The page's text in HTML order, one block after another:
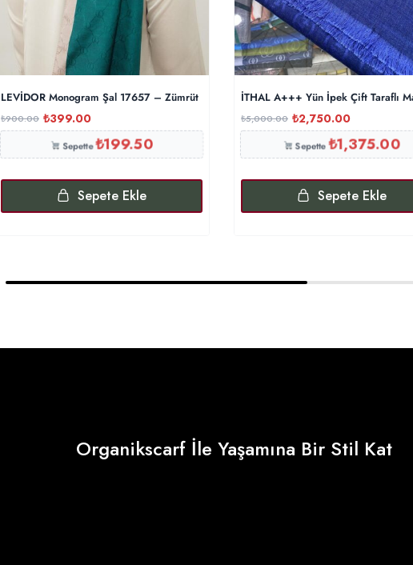
LEVİDOR Monogram Şal 17657 – Zümrüt
₺900.00 ₺399.00
Sepette₺199.50
Sepete Ekle
İTHAL A+++ Yün İpek Çift Taraflı
₺5,000.00 ₺2,750.00
Sepette₺1,375.00
Sepete Ekle
Organikscarf İle Yaşamına Bir Stil Kat